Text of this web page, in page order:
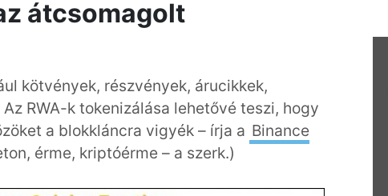
átcsomagolt
kötvények, részvények, árucikkek,
RWA-k tokenizálása lehetővé teszi, hogy
a blokkláncra vigyék – írja a Binance
érme, kriptóérme – a szerk.)